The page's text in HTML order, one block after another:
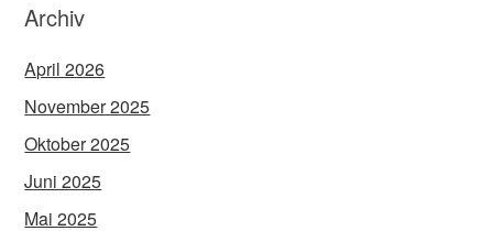
Archiv
April 2026
November 2025
Oktober 2025
Juni 2025
Mai 2025